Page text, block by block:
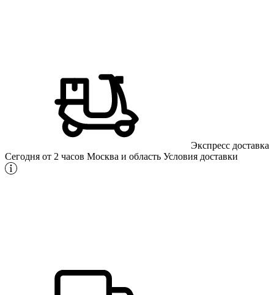
Экспресс доставка
Сегодня от 2 часов Москва и область Условия доставки